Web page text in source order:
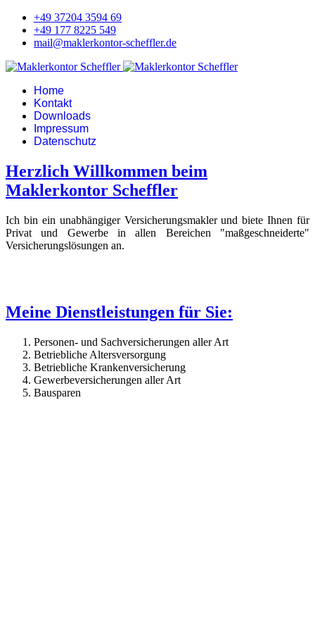
+49 37204 3594 69
+49 177 8225 549
mail@maklerkontor-scheffler.de
Home
Kontakt
Downloads
Impressum
Datenschutz
Herzlich Willkommen beim
Maklerkontor Scheffler
Ich bin ein unabhängiger Versicherungsmakler und biete Ihnen für
Privat und Gewerbe in allen Bereichen "maßgeschneiderte"
Versicherungslösungen an.
Meine Dienstleistungen für Sie:
Personen- und Sachversicherungen aller Art
Betriebliche Altersversorgung
Betriebliche Krankenversicherung
Gewerbeversicherungen aller Art
Bausparen